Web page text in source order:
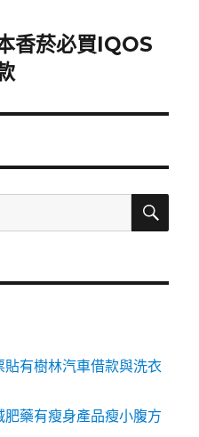
香菸必買IQOS
搜
有樹林汽車借款與洗衣
藥有瘦身產品瘦小腹方